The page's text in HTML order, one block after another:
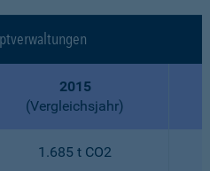
2015
(Vergleichsjahr)
1.685 t CO2